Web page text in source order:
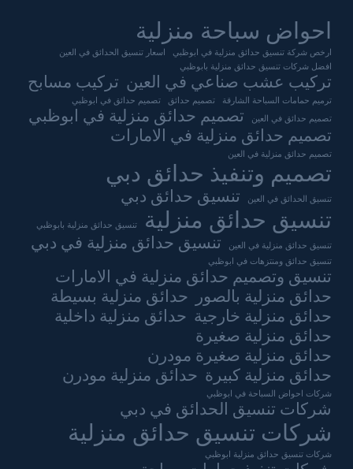
احواض سباحة منزلية
ارخص شركة تنسيق حدائق منزلية في ابوظبي
اسعار تنسيق الحدائق في العين
افضل شركات تنسيق حدائق منزلية بابوظبي
تركيب عشب صناعي في العين تركيب مسابح
ترميم حمامات السباحة الشارقة تصميم حدائق تصميم حدائق في ابوظبي
تصميم حدائق في العين
تصميم حدائق منزلية في ابوظبي
تصميم حدائق منزلية في الامارات
تصميم حدائق منزلية في العين
تصميم وتنفيذ حدائق دبي
تنسيق الحدائق في العين تنسيق حدائق دبي
تنسيق حدائق منزلية تنسيق حدائق منزلية بابوظبي
تنسيق حدائق منزلية في العين تنسيق حدائق منزلية في دبي
تنسيق حدائق ومنتزهات في ابوظبي
تنسيق وتصميم حدائق منزلية في الامارات
حدائق منزلية بالصور
حدائق منزلية بسيطة
حدائق منزلية خارجية حدائق منزلية داخلية
حدائق منزلية صغيرة
حدائق منزلية صغيرة مودرن
حدائق منزلية كبيرة حدائق منزلية مودرن
شركات احواض السباحة في ابوظبي
شركات تنسيق الحدائق في دبي
شركات تنسيق حدائق منزلية
شركات تنسيق حدائق منزلية ابوظبي